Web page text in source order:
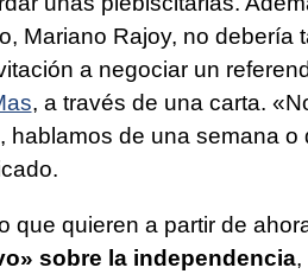
Mariano Rajoy, no debería
a negociar un
, a través de una carta.
hablamos de una semana o
que quieren a partir de
sobre la independencia,